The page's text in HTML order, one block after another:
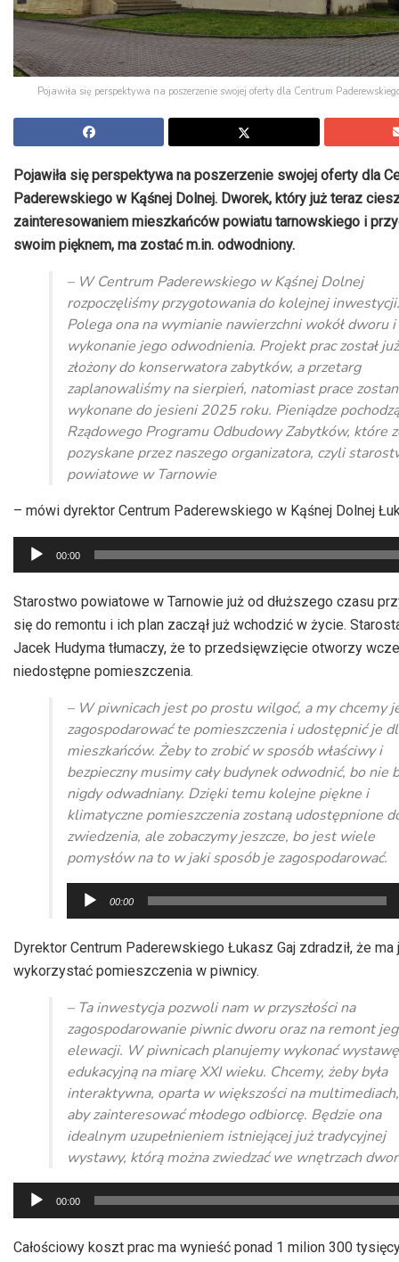
Pojawiła się perspektywa na poszerzenie swojej oferty dla Centrum
Pojawiła się perspektywa na poszerzenie swojej oferty dla
Paderewskiego w Kąśnej Dolnej. Dworek, który już teraz
zainteresowaniem mieszkańców powiatu tarnowskiego i
swoim pięknem, ma zostać m.in. odwodniony.
– W Centrum Paderewskiego w Kąśnej Dolnej
rozpoczęliśmy przygotowania do kolejnej inwestycji.
Polega ona na wymianie nawierzchni wokół dworu i
wykonanie jego odwodnienia. Projekt prac został już
złożony do konserwatora zabytków, a przetarg
zaplanowaliśmy na sierpień, natomiast prace
wykonane do jesieni 2025 roku. Pieniądze
Rządowego Programu Odbudowy Zabytków, które
pozyskane przez naszego organizatora, czyli
powiatowe w Tarnowie
– mówi dyrektor Centrum Paderewskiego w Kąśnej Dolnej
Odtwarzacz
plików
dźwiękowych
00:00
Starostwo powiatowe w Tarnowie już od dłuższego czasu
się do remontu i ich plan zaczął już wchodzić w życie.
Jacek Hudyma tłumaczy, że to przedsięwzięcie otworzy
niedostępne pomieszczenia.
– W piwnicach jest po prostu wilgoć, a my chcemy
zagospodarować te pomieszczenia i udostępnić je
mieszkańców. Żeby to zrobić w sposób właściwy i
bezpieczny musimy cały budynek odwodnić, bo nie
nigdy odwadniany. Dzięki temu kolejne piękne i
klimatyczne pomieszczenia zostaną udostępnione
zwiedzenia, ale zobaczymy jeszcze, bo jest wiele
pomysłów na to w jaki sposób je zagospodarować.
Odtwarzacz
plików
00:00
Dyrektor Centrum Paderewskiego Łukasz Gaj zdradził, że ma
wykorzystać pomieszczenia w piwnicy.
– Ta inwestycja pozwoli nam w przyszłości na
zagospodarowanie piwnic dworu oraz na remont
elewacji. W piwnicach planujemy wykonać wystawę
edukacyjną na miarę XXI wieku. Chcemy, żeby była
interaktywna, oparta w większości na
aby zainteresować młodego odbiorcę. Będzie ona
idealnym uzupełnieniem istniejącej już tradycyjnej
wystawy, którą można zwiedzać we wnętrzach
Odtwarzacz
plików
dźwiękowych
00:00
Całościowy koszt prac ma wynieść ponad 1 milion 300